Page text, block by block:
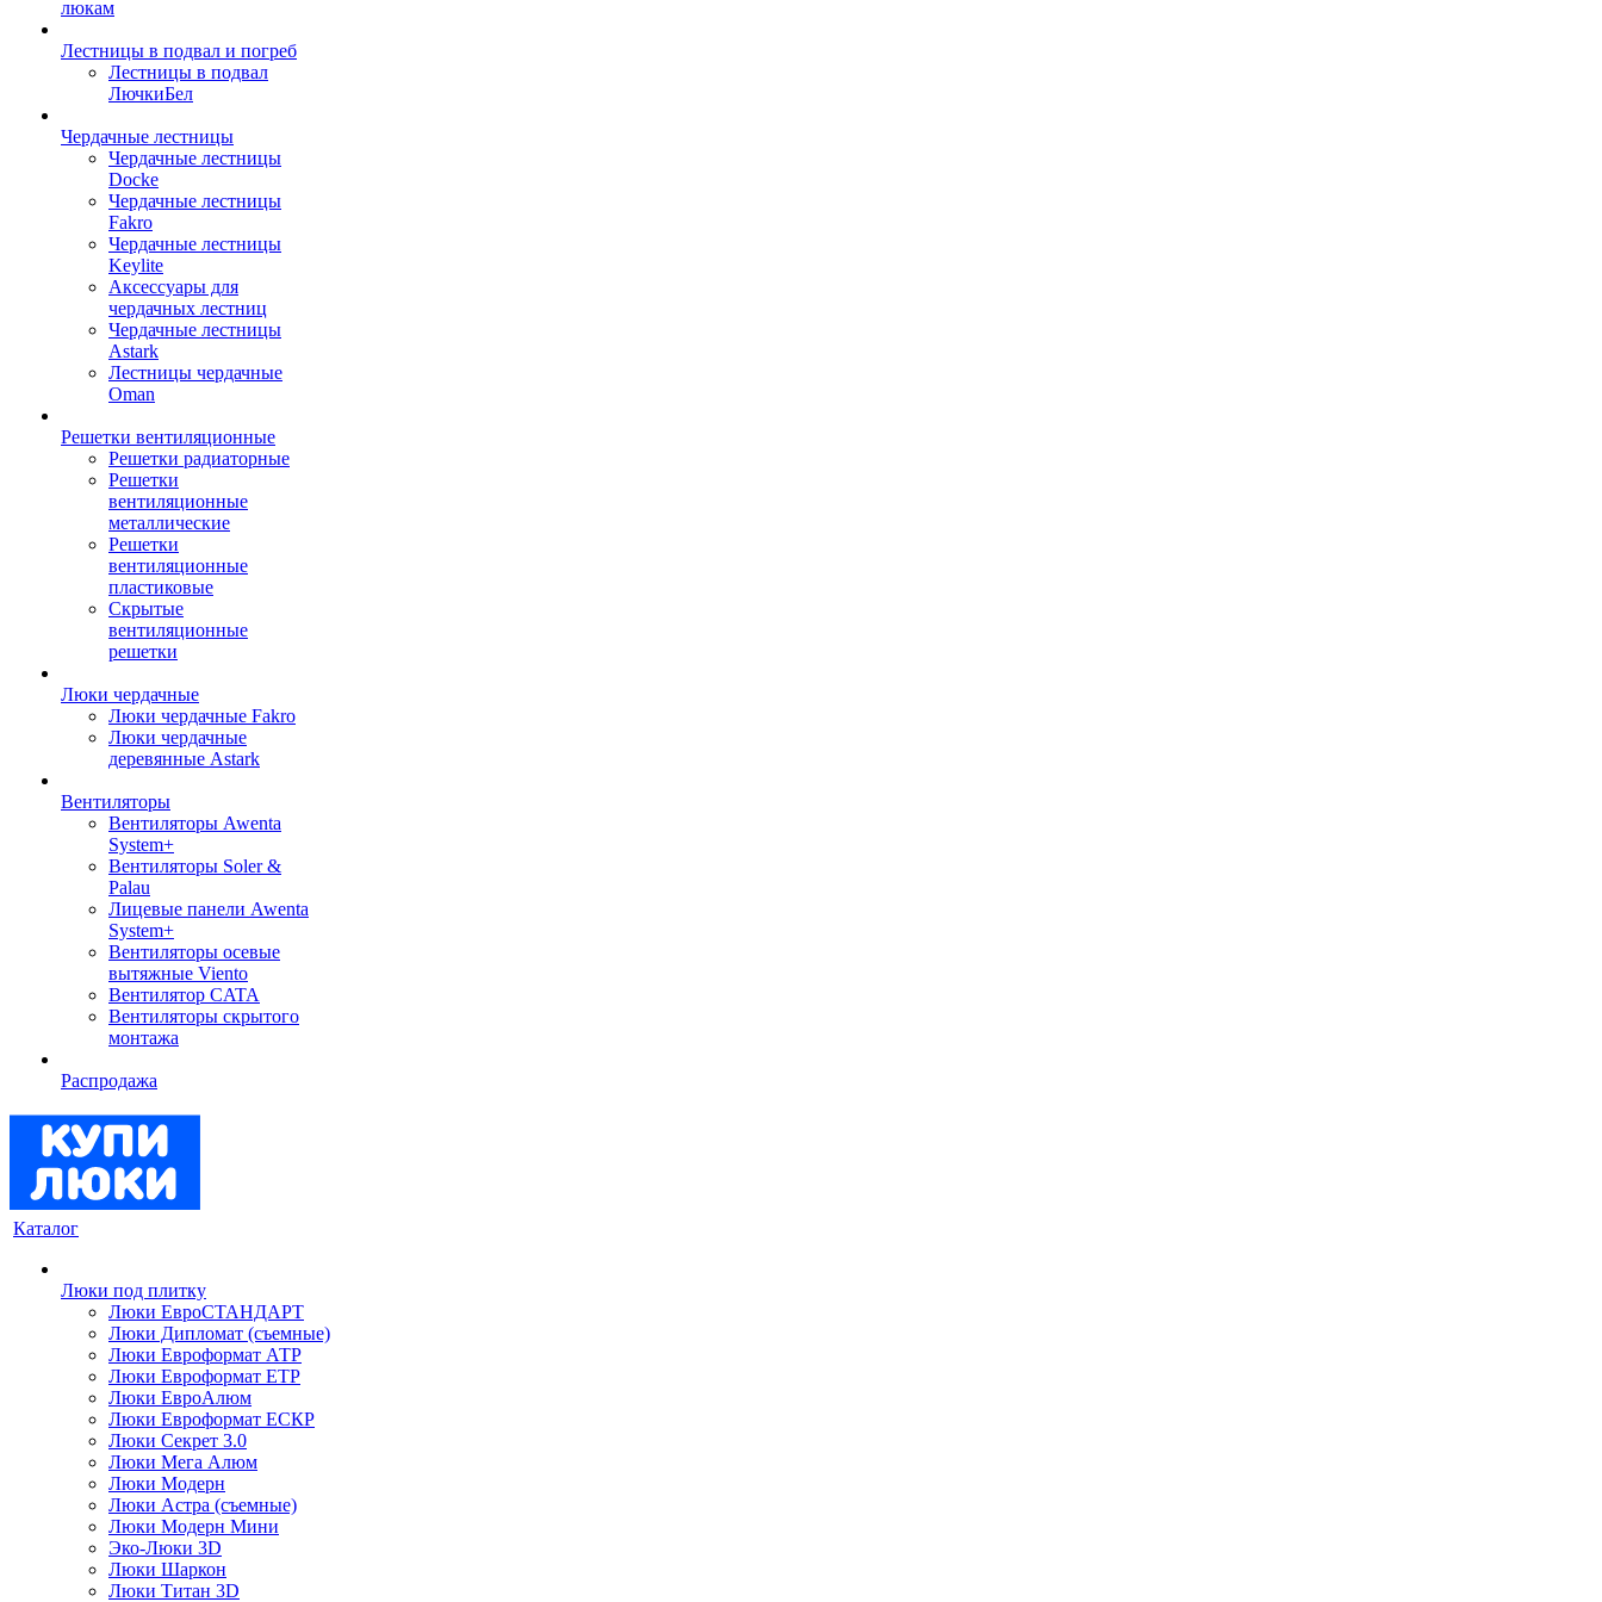
люкам
Лестницы в подвал и погреб
Лестницы в подвал
ЛючкиБел
Чердачные лестницы
Чердачные лестницы
Docke
Чердачные лестницы
Fakro
Чердачные лестницы
Keylite
Аксессуары для
чердачных лестниц
Чердачные лестницы
Astark
Лестницы чердачные
Oman
Решетки вентиляционные
Решетки радиаторные
Решетки
вентиляционные
металлические
Решетки
вентиляционные
пластиковые
Скрытые
вентиляционные
решетки
Люки чердачные
Люки чердачные Fakro
Люки чердачные
деревянные Astark
Вентиляторы
Вентиляторы Awenta
System+
Вентиляторы Soler &
Palau
Лицевые панели Awenta
System+
Вентиляторы осевые
вытяжные Viento
Вентилятор CATA
Вентиляторы скрытого
монтажа
Распродажа
Каталог
Люки под плитку
Люки ЕвроСТАНДАРТ
Люки Дипломат (съемные)
Люки Евроформат АТР
Люки Евроформат ЕТР
Люки ЕвроАлюм
Люки Евроформат ЕСКР
Люки Секрет 3.0
Люки Мега Алюм
Люки Модерн
Люки Астра (съемные)
Люки Модерн Мини
Эко-Люки 3D
Люки Шаркон
Люки Титан 3D